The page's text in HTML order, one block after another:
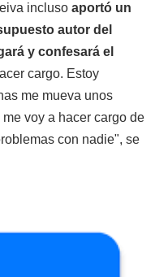
incluso aportó un
autor del
y confesará el
cargo. Estoy
me mueva unos
voy a hacer cargo de
con nadie", se